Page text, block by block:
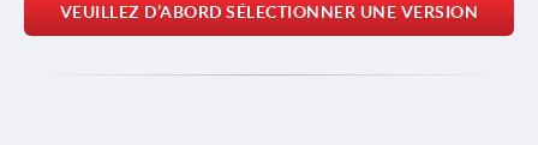
VEUILLEZ D’ABORD SÉLECTIONNER UNE VERSION